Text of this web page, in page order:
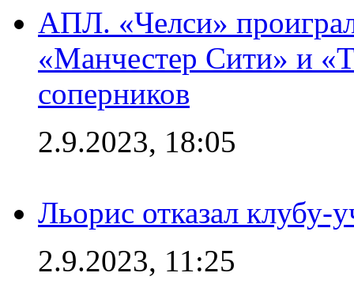
АПЛ. «Челси»
«Манчестер Сити» и
соперников
2.9.2023, 18:05
Льорис отказал клубу-
2.9.2023, 11:25